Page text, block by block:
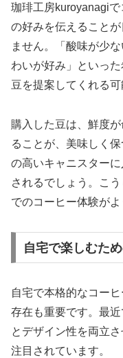
珈琲工房kuroyanagi
の好みを伝えること
ません。「酸味が少
わいが好み」といっ
豆を提案してくれる可
購入した豆は、鮮度
ることが、美味しく
の高いキャニスター
されるでしょう。こ
でのコーヒー体験が
自宅で楽しむた
自宅で本格的なコー
存在も重要です。最
とデザイン性を両立
注目されています。